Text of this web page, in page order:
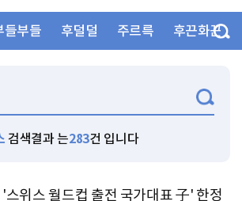
들부들 후덜덜 주르륵 후끈화끈
검색결과 는283건 입니다
'스위스 월드컵 출전 국가대표 子' 한정